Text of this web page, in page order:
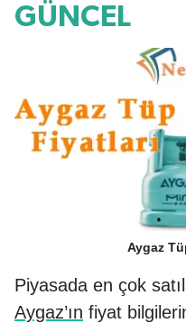
GÜNCEL
Aygaz
Piyasada en çok
Aygaz’ın fiyat